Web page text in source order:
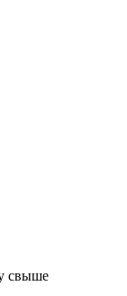
свыше